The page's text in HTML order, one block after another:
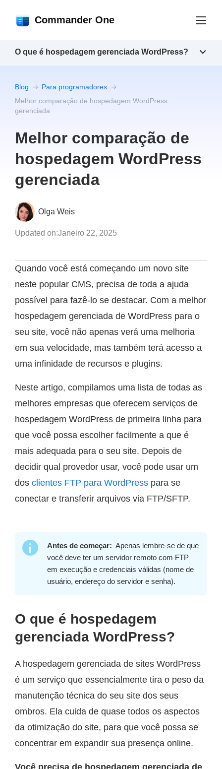
Commander One
Blog
Para programadores
Melhor comparação de hospedagem WordPress
gerenciada
Melhor comparação de
hospedagem WordPress
gerenciada
Olga Weis
Updated on:Janeiro 22, 2025
Quando você está começando um novo site
neste popular CMS, precisa de toda a ajuda
possível para fazê-lo se destacar. Com a melhor
hospedagem gerenciada de WordPress para o
seu site, você não apenas verá uma melhoria
em sua velocidade, mas também terá acesso a
uma infinidade de recursos e plugins.
Neste artigo, compilamos uma lista de todas as
melhores empresas que oferecem serviços de
hospedagem WordPress de primeira linha para
que você possa escolher facilmente a que é
mais adequada para o seu site. Depois de
decidir qual provedor usar, você pode usar um
dos clientes FTP para WordPress para se
conectar e transferir arquivos via FTP/SFTP.
Antes de começar: Apenas lembre-se de que
você deve ter um servidor remoto com FTP
em execução e credenciais válidas (nome de
usuário, endereço do servidor e senha).
O que é hospedagem
gerenciada WordPress?
A hospedagem gerenciada de sites WordPress
é um serviço que essencialmente tira o peso da
manutenção técnica do seu site dos seus
ombros. Ela cuida de quase todos os aspectos
da otimização do site, para que você possa se
concentrar em expandir sua presença online.
Você precisa de hospedagem gerenciada de
O que é hospedagem gerenciada WordPress?